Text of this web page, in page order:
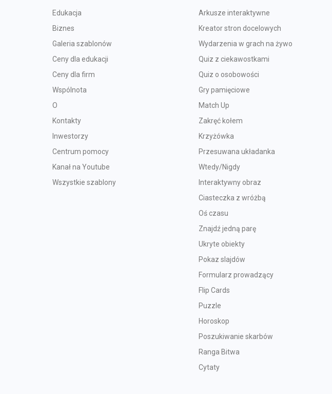
Edukacja
Biznes
Galeria szablonów
Ceny dla edukacji
Ceny dla firm
Wspólnota
O
Kontakty
Inwestorzy
Centrum pomocy
Kanał na Youtube
Wszystkie szablony
Arkusze interaktywne
Kreator stron docelowych
Wydarzenia w grach na żywo
Quiz z ciekawostkami
Quiz o osobowości
Gry pamięciowe
Match Up
Zakręć kołem
Krzyżówka
Przesuwana układanka
Wtedy/Nigdy
Interaktywny obraz
Ciasteczka z wróżbą
Oś czasu
Znajdź jedną parę
Ukryte obiekty
Pokaz slajdów
Formularz prowadzący
Flip Cards
Puzzle
Horoskop
Poszukiwanie skarbów
Ranga Bitwa
Cytaty